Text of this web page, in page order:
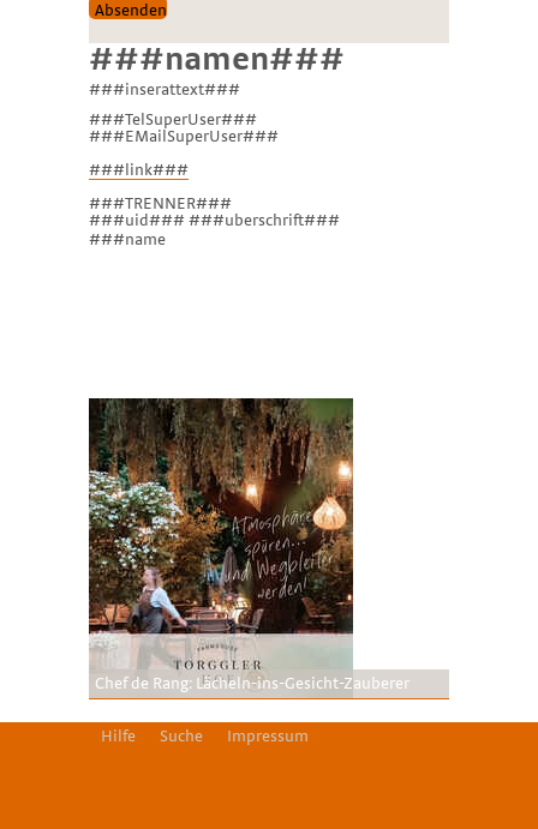
###namen###
###inserattext###
###TelSuperUser###
###EMailSuperUser###
###link###
###TRENNER###
###uid### ###uberschrift###
###name
Chef de Rang: Lächeln-ins-Gesicht-Zauberer
Hilfe Suche Impressum